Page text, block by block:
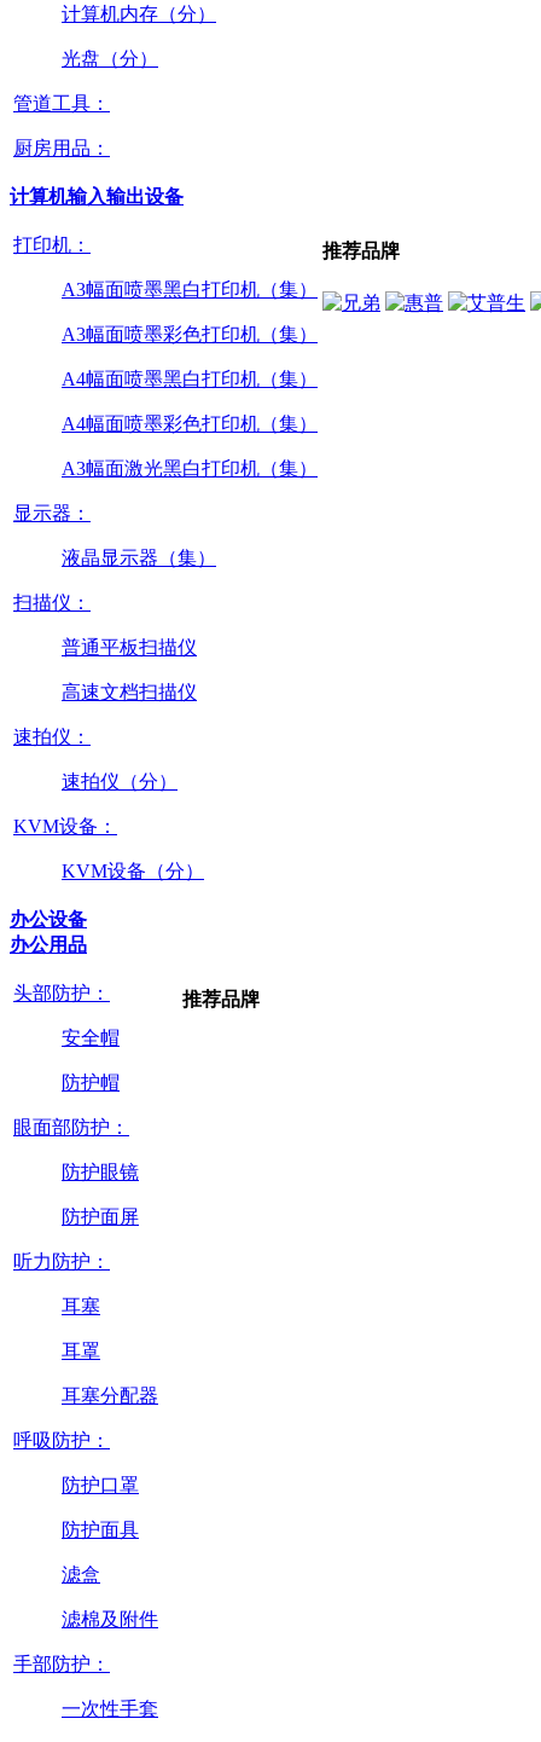
计算机内存（分）
光盘（分）
管道工具：
厨房用品：
计算机输入输出设备
打印机：
A3幅面喷墨黑白打印机（集）
A3幅面喷墨彩色打印机（集）
A4幅面喷墨黑白打印机（集）
A4幅面喷墨彩色打印机（集）
A3幅面激光黑白打印机（集）
显示器：
液晶显示器（集）
扫描仪：
普通平板扫描仪
高速文档扫描仪
速拍仪：
速拍仪（分）
KVM设备：
KVM设备（分）
推荐品牌
办公设备
办公用品
头部防护：
安全帽
防护帽
眼面部防护：
防护眼镜
防护面屏
听力防护：
耳塞
耳罩
耳塞分配器
呼吸防护：
防护口罩
防护面具
滤盒
滤棉及附件
手部防护：
一次性手套
推荐品牌